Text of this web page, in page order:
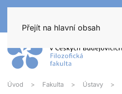
Přejít na hlavní obsah
Úvod Fakulta Ústavy